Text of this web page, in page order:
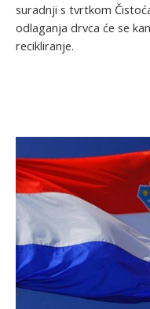
suradnji s tvrtkom
odlaganja drvca će se
recikliranje.